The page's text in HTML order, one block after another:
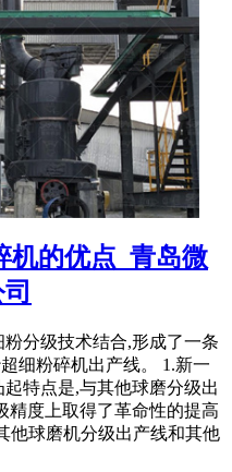
机的优点_青岛微
分级技术结合,形成了一条
细粉碎机出产线。 1.新一
特点是,与其他球磨分级出
精度上取得了革命性的提高
他球磨机分级出产线和其他